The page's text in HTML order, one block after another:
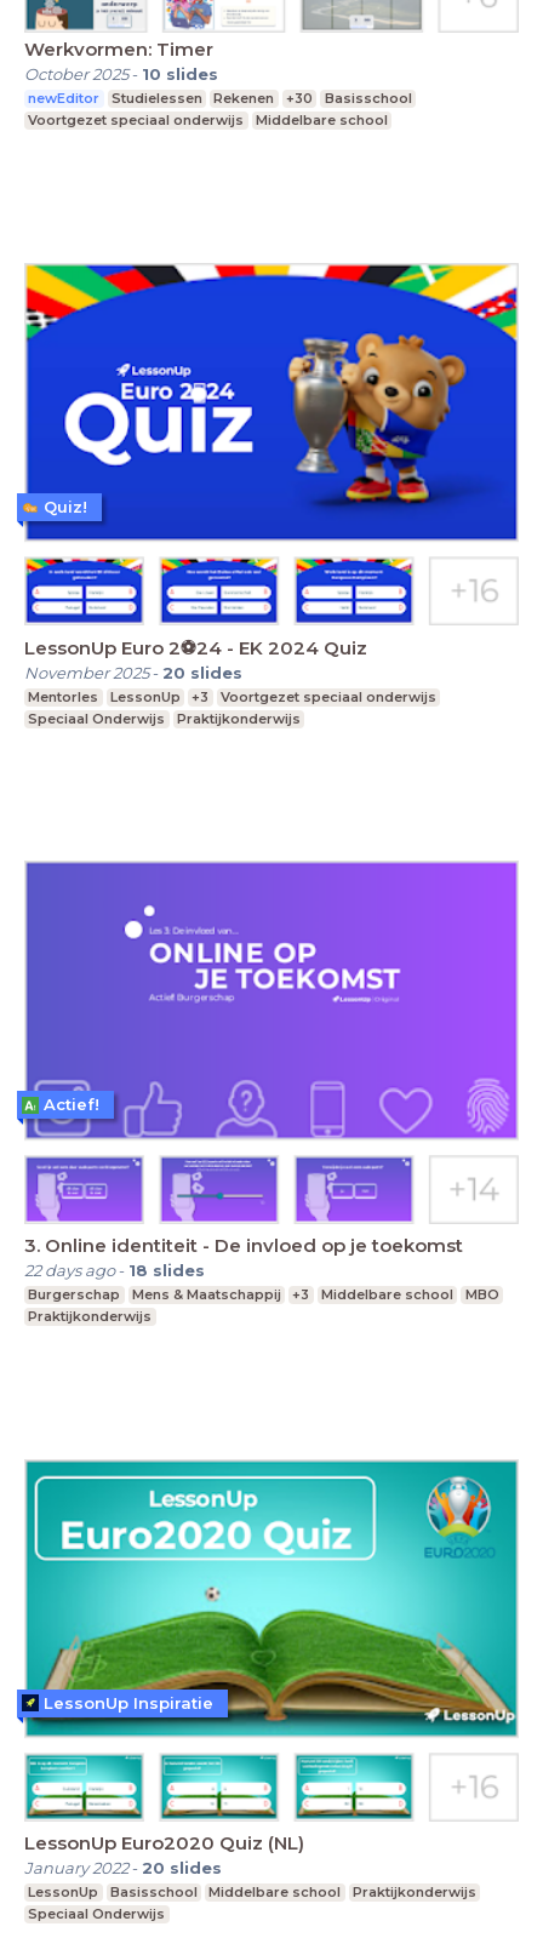
Werkvormen: Timer
October 2025- 10 slides
newEditor Studielessen Rekenen +30
Basisschool
Voortgezet speciaal onderwijs
Middelbare school
LessonUp Euro 2⚽️24 - EK 2024 Quiz
November 2025- 20 slides
Mentorles LessonUp +3
Voortgezet speciaal onderwijs
Speciaal Onderwijs
Praktijkonderwijs
Quiz!
3. Online identiteit - De invloed op je toekomst
22 days ago- 18 slides
Burgerschap Mens & Maatschappij +3 Middelbare school
MBO
Praktijkonderwijs
Actief!
LessonUp Euro2020 Quiz (NL)
January 2022- 20 slides
LessonUp Basisschool Middelbare school
Praktijkonderwijs
Speciaal Onderwijs
LessonUp Inspiratie